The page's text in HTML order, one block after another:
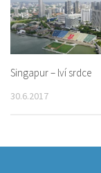
Singapur – lví srdce
30.6.2017